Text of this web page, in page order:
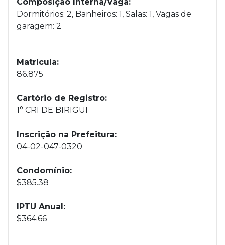
Dormitórios: 2, Banheiros: 1, Salas: 1, Vagas de
garagem: 2
Matrícula:
86.875
Cartório de Registro:
1° CRI DE BIRIGUI
Inscrição na Prefeitura:
04-02-047-0320
Condomínio:
$385.38
IPTU Anual:
$364.66